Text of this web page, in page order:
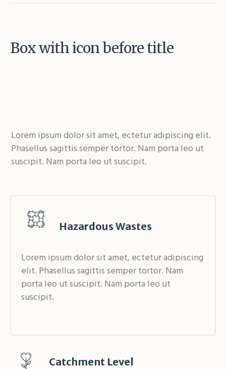
Box with icon before title
Lorem ipsum dolor sit amet, ectetur adipiscing elit.
Phasellus sagittis semper tortor. Nam porta leo ut
suscipit. Nam porta leo ut suscipit.
Hazardous Wastes
Lorem ipsum dolor sit amet, ectetur adipiscing
elit. Phasellus sagittis semper tortor. Nam
porta leo ut suscipit. Nam porta leo ut
suscipit.
Catchment Level